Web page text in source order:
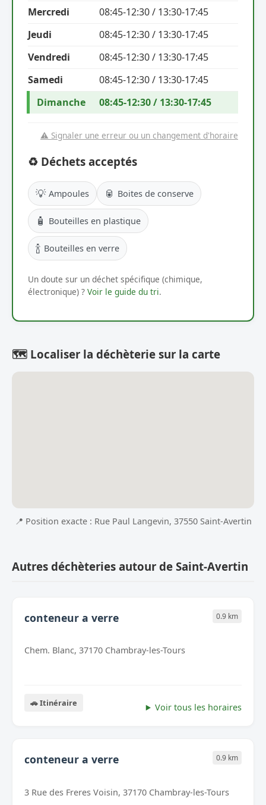
Mercredi
08:45-12:30 / 13:30-17:45
Jeudi
08:45-12:30 / 13:30-17:45
Vendredi
08:45-12:30 / 13:30-17:45
Samedi
08:45-12:30 / 13:30-17:45
Dimanche
08:45-12:30 / 13:30-17:45
⚠️ Signaler une erreur ou un changement d'horaire
♻️ Déchets acceptés
💡 Ampoules 🥫 Boites de conserve
🧴 Bouteilles en plastique
🍾 Bouteilles en verre
Un doute sur un déchet spécifique (chimique,
électronique) ? Voir le guide du tri.
🗺️ Localiser la déchèterie sur la carte
📍 Position exacte : Rue Paul Langevin, 37550 Saint-Avertin
Autres déchèteries autour de Saint-Avertin
conteneur a verre 0.9 km
Chem. Blanc, 37170 Chambray-les-Tours
🚗 Itinéraire Voir tous les horaires
conteneur a verre 0.9 km
3 Rue des Freres Voisin, 37170 Chambray-les-Tours